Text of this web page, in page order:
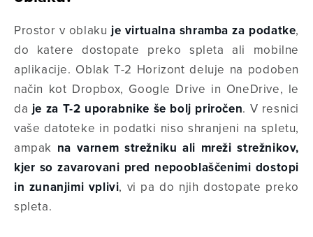
Prostor v oblaku je virtualna shramba za podatke,
do katere dostopate preko spleta ali mobilne
aplikacije. Oblak T-2 Horizont deluje na podoben
način kot Dropbox, Google Drive in OneDrive, le
da je za T-2 uporabnike še bolj priročen. V resnici
vaše datoteke in podatki niso shranjeni na spletu,
ampak na varnem strežniku ali mreži strežnikov,
kjer so zavarovani pred nepooblaščenimi dostopi
in zunanjimi vplivi, vi pa do njih dostopate preko
spleta.